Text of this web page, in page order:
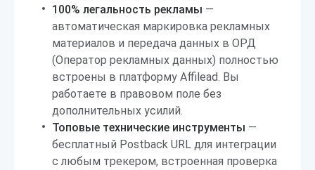
100% легальность рекламы —
автоматическая маркировка рекламных
материалов и передача данных в ОРД
(Оператор рекламных данных) полностью
встроены в платформу Affilead. Вы
работаете в правовом поле без
дополнительных усилий.
Топовые технические инструменты —
бесплатный Postback URL для интеграции
с любым трекером, встроенная проверка